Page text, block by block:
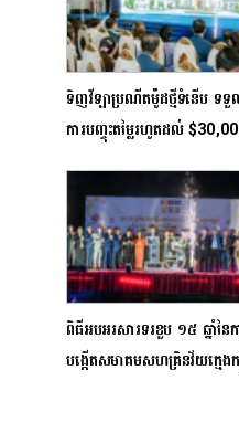
ទិញវីឡាប្រណីតម៉ូដថ្មីទំនើប ទទួ
ការបញ្ចុះតម្លៃរហូតដល់
S26 Ultra 1 គ្រឿងភ្លាមៗ
ពិធីអបអរសារទរខួប ១៥ ឆ្នាំនៃ
បង្កើតសមាគមសហគ្រិនវ័យក្មេងក